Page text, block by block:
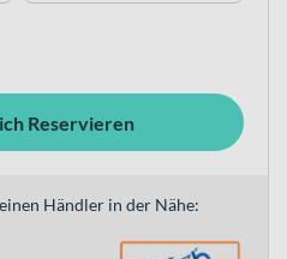
Reservieren
Händler in der Nähe: